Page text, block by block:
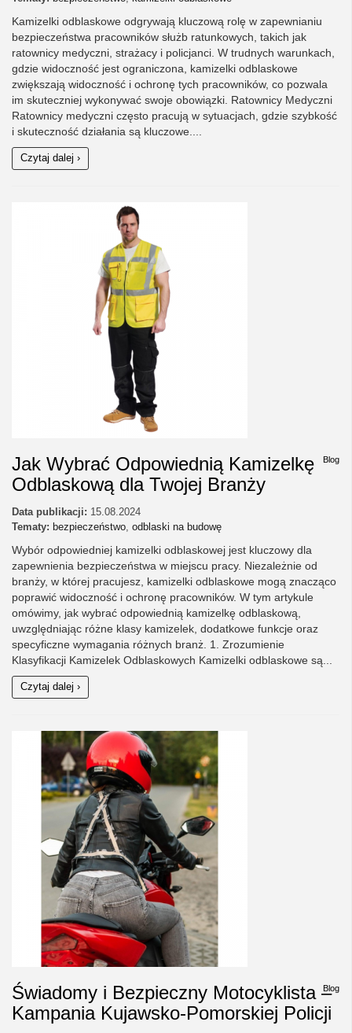
Kamizelki odblaskowe odgrywają kluczową rolę w zapewnianiu
bezpieczeństwa pracowników służb ratunkowych, takich jak
ratownicy medyczni, strażacy i policjanci. W trudnych warunkach,
gdzie widoczność jest ograniczona, kamizelki odblaskowe
zwiększają widoczność i ochronę tych pracowników, co pozwala
im skuteczniej wykonywać swoje obowiązki. Ratownicy Medyczni
Ratownicy medyczni często pracują w sytuacjach, gdzie szybkość
i skuteczność działania są kluczowe....
Czytaj dalej ›
Blog
Jak Wybrać Odpowiednią Kamizelkę
Odblaskową dla Twojej Branży
Data publikacji: 15.08.2024
Tematy: bezpieczeństwo, odblaski na budowę
Wybór odpowiedniej kamizelki odblaskowej jest kluczowy dla
zapewnienia bezpieczeństwa w miejscu pracy. Niezależnie od
branży, w której pracujesz, kamizelki odblaskowe mogą znacząco
poprawić widoczność i ochronę pracowników. W tym artykule
omówimy, jak wybrać odpowiednią kamizelkę odblaskową,
uwzględniając różne klasy kamizelek, dodatkowe funkcje oraz
specyficzne wymagania różnych branż. 1. Zrozumienie
Klasyfikacji Kamizelek Odblaskowych Kamizelki odblaskowe są...
Czytaj dalej ›
Blog
Świadomy i Bezpieczny Motocyklista –
Kampania Kujawsko-Pomorskiej Policji